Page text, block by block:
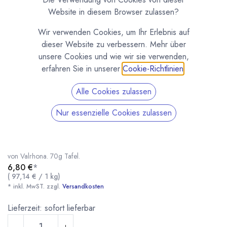
Manjari 64 % - Grand Crus Tafel von Valrhona
von Valrhona. 70g Tafel.
6,80 €*
( 97,14 € / 1 kg)
* inkl. MwST. zzgl. Versandkosten
Lieferzeit: sofort lieferbar
Website in diesem Browser zulassen?
Wir verwenden Cookies, um Ihr Erlebnis auf
dieser Website zu verbessern. Mehr über
unsere Cookies und wie wir sie verwenden,
erfahren Sie in unserer Cookie-Richtlinien
Alle Cookies zulassen
Nur essenzielle Cookies zulassen